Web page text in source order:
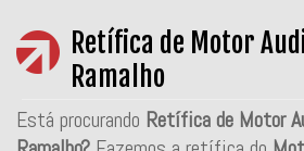
Retífica de Motor
Ramalho
Está procurando Retífica de Motor